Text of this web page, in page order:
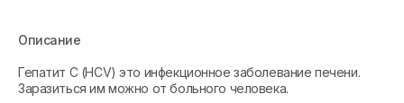
Описание
Гепатит С (HCV) это инфекционное заболевание печени.
Заразиться им можно от больного человека.